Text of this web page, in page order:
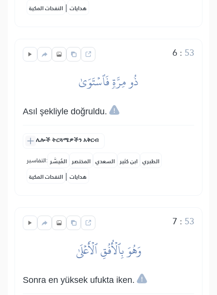
النفحات المكية | هدايات
6: 53
ذُو مِرَّةٖ فَٱسۡتَوَىٰ
Asıl şekliyle doğruldu.
ሌሎች ትርጓሜዎችን አቅርብ
التفاسير: المُيسَّر المختصر السعدي ابن كثير الطبري
النفحات المكية | هدايات
7 : 53
وَهُوَ بِٱلۡأُفُقِ ٱلۡأَعۡلَىٰ
Sonra en yüksek ufukta iken.